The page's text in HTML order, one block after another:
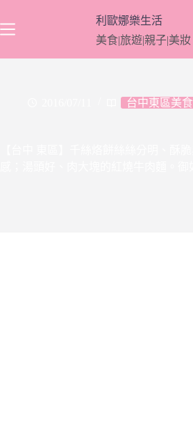
至
要
利歐娜樂生活
美食|旅遊|親子|美妝
台中東區美食